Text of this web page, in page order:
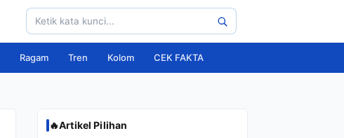
Ragam Tren Kolom CEK FAKTA
🔥Artikel Pilihan